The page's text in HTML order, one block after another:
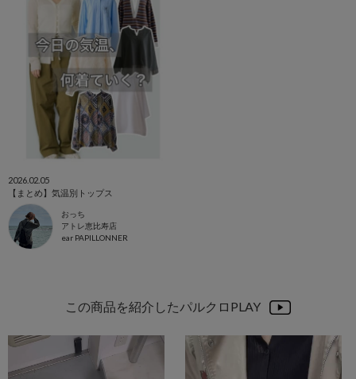
2026.02.05
【まとめ】気温別トップス
おっち
アトレ恵比寿店
ear PAPILLONNER
この商品を紹介したパルクロPLAY